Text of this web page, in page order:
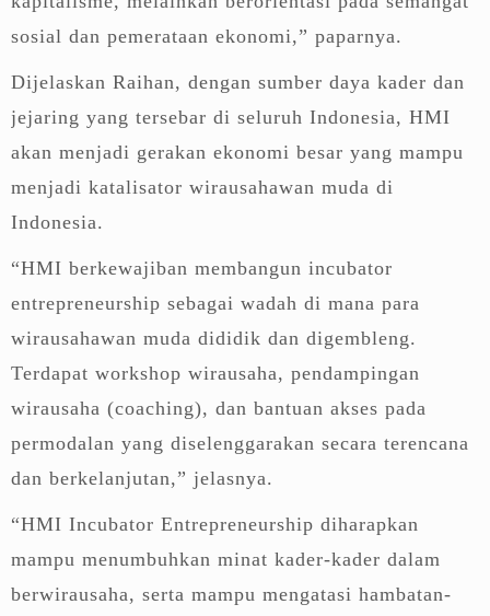
sosial dan pemerataan ekonomi,” paparnya.
Dijelaskan Raihan, dengan sumber daya kader dan
jejaring yang tersebar di seluruh Indonesia, HMI
akan menjadi gerakan ekonomi besar yang mampu
menjadi katalisator wirausahawan muda di
Indonesia.
“HMI berkewajiban membangun incubator
entrepreneurship sebagai wadah di mana para
wirausahawan muda dididik dan digembleng.
Terdapat workshop wirausaha, pendampingan
wirausaha (coaching), dan bantuan akses pada
permodalan yang diselenggarakan secara terencana
dan berkelanjutan,” jelasnya.
“HMI Incubator Entrepreneurship diharapkan
mampu menumbuhkan minat kader-kader dalam
berwirausaha, serta mampu mengatasi hambatan-